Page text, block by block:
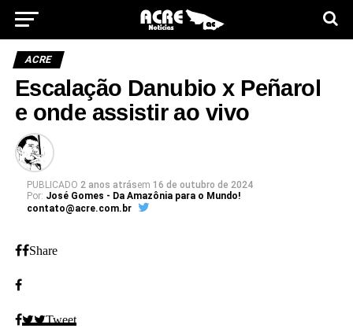
ACRE
Escalação Danubio x Peñarol
e onde assistir ao vivo
PUBLICADO 2 anos atrásem 16 de outubro de 2024
Por: José Gomes - Da Amazônia para o Mundo!
contato@acre.com.br
Share
Tweet